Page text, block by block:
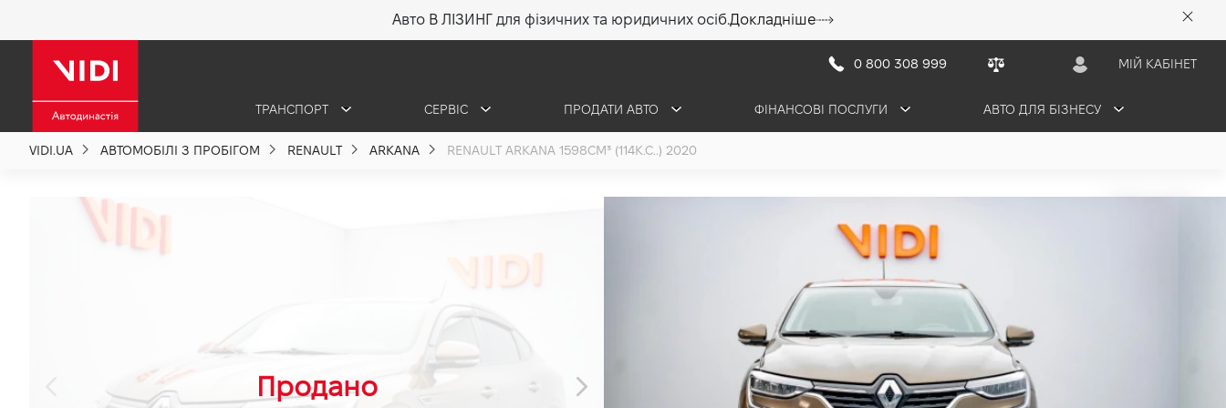
Авто В ЛІЗИНГ для фізичних та юридичних осіб.Докладніше
0 800 308 999 МІЙ КАБІНЕТ
ТРАНСПОРТ СЕРВІС ПРОДАТИ АВТО ФІНАНСОВІ ПОСЛУГИ АВТО ДЛЯ БІЗНЕСУ
VIDI.UA АВТОМОБІЛІ З ПРОБІГОМ RENAULT ARKANA RENAULT ARKANA 1598СМ³ (114К.С..) 2020
10 014 грн/міс
ПРОДАНО
Про компанію
Новини